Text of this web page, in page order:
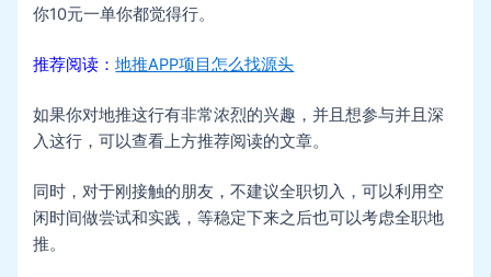
你10元一单你都觉得行。
推荐阅读：地推APP项目怎么找源头
如果你对地推这行有非常浓烈的兴趣，并且想参与并且深
入这行，可以查看上方推荐阅读的文章。
同时，对于刚接触的朋友，不建议全职切入，可以利用空
闲时间做尝试和实践，等稳定下来之后也可以考虑全职地
推。